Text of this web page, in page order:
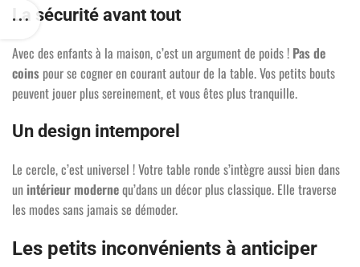
La sécurité avant tout
Avec des enfants à la maison, c’est un argument de poids ! Pas de
coins pour se cogner en courant autour de la table. Vos petits bouts
peuvent jouer plus sereinement, et vous êtes plus tranquille.
Un design intemporel
Le cercle, c’est universel ! Votre table ronde s’intègre aussi bien dans
un intérieur modernequ’dans un décor plus classique. Elle traverse
les modes sans jamais se démoder.
Les petits inconvénients à anticiper